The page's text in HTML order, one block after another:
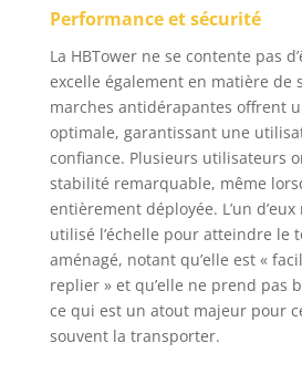
hauteur
Que ce
à
au
toits à
monter
échelle
en
est
une
Performance et sécurité
La HBTower ne se contente pas
excelle également en matière de
marches antidérapantes offrent
optimale, garantissant une
confiance. Plusieurs utilisateurs
stabilité remarquable, même
entièrement déployée. L’un
utilisé l’échelle pour atteindre le
aménagé, notant qu’elle est «
replier » et qu’elle ne prend pas
ce qui est un atout majeur pour
souvent la transporter.